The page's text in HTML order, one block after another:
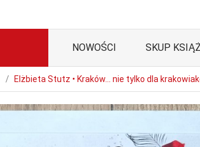
NOWOŚCI SKUP
Elżbieta Stutz • Kraków... nie tylko dla